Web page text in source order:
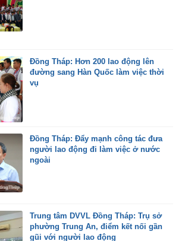
Đồng Tháp: Hơn 200 lao động lên
đường sang Hàn Quốc làm việc thời
vụ
Đồng Tháp: Đẩy mạnh công tác đưa
người lao động đi làm việc ở nước
ngoài
Trung tâm DVVL Đồng Tháp: Trụ sở
phường Trung An, điểm kết nối gần
gũi với người lao động